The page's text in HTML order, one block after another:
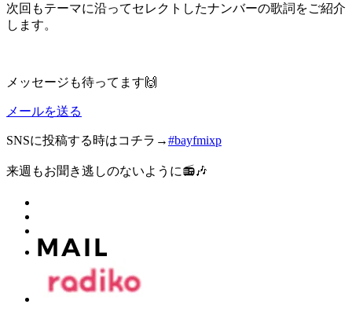
次回もテーマに沿ってセレクトしたナンバーの歌詞をご紹介
します。
メッセージも待ってます🙌
メールを送る
SNSに投稿する時はコチラ→#bayfmixp
来週もお聞き逃しのないように📻🎶